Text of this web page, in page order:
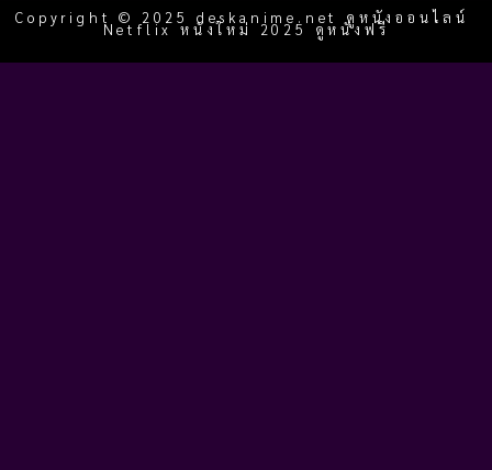
Copyright © 2025 deskanime.net ดูหนังออนไลน์
Netflix หนังใหม่ 2025 ดูหนังฟรี